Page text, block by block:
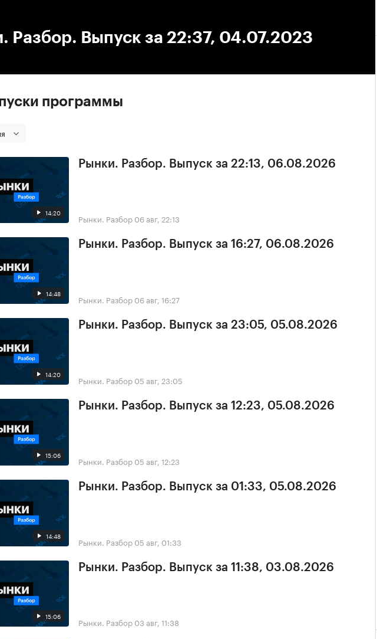
Разбор. Выпуск за 22:37, 04.07.2023
программы
14:20
Рынки. Разбор. Выпуск за 22:13, 06.08.2026
Рынки. Разбор 06 авг, 22:13
14:48
Рынки. Разбор. Выпуск за 16:27, 06.08.2026
Рынки. Разбор 06 авг, 16:27
14:20
Рынки. Разбор. Выпуск за 23:05, 05.08.2026
Рынки. Разбор 05 авг, 23:05
15:06
Рынки. Разбор. Выпуск за 12:23, 05.08.2026
Рынки. Разбор 05 авг, 12:23
14:48
Рынки. Разбор. Выпуск за 01:33, 05.08.2026
Рынки. Разбор 05 авг, 01:33
15:06
Рынки. Разбор. Выпуск за 11:38, 03.08.2026
Рынки. Разбор 03 авг, 11:38